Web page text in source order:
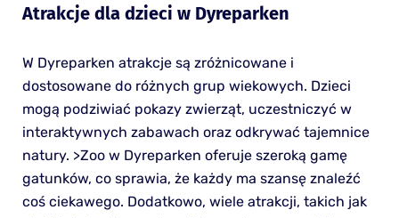
Atrakcje dla dzieci w Dyreparken
W Dyreparken atrakcje są zróżnicowane i
dostosowane do różnych grup wiekowych. Dzieci
mogą podziwiać pokazy zwierząt, uczestniczyć w
interaktywnych zabawach oraz odkrywać tajemnice
natury. >Zoo w Dyreparken oferuje szeroką gamę
gatunków, co sprawia, że każdy ma szansę znaleźć
coś ciekawego. Dodatkowo, wiele atrakcji, takich jak